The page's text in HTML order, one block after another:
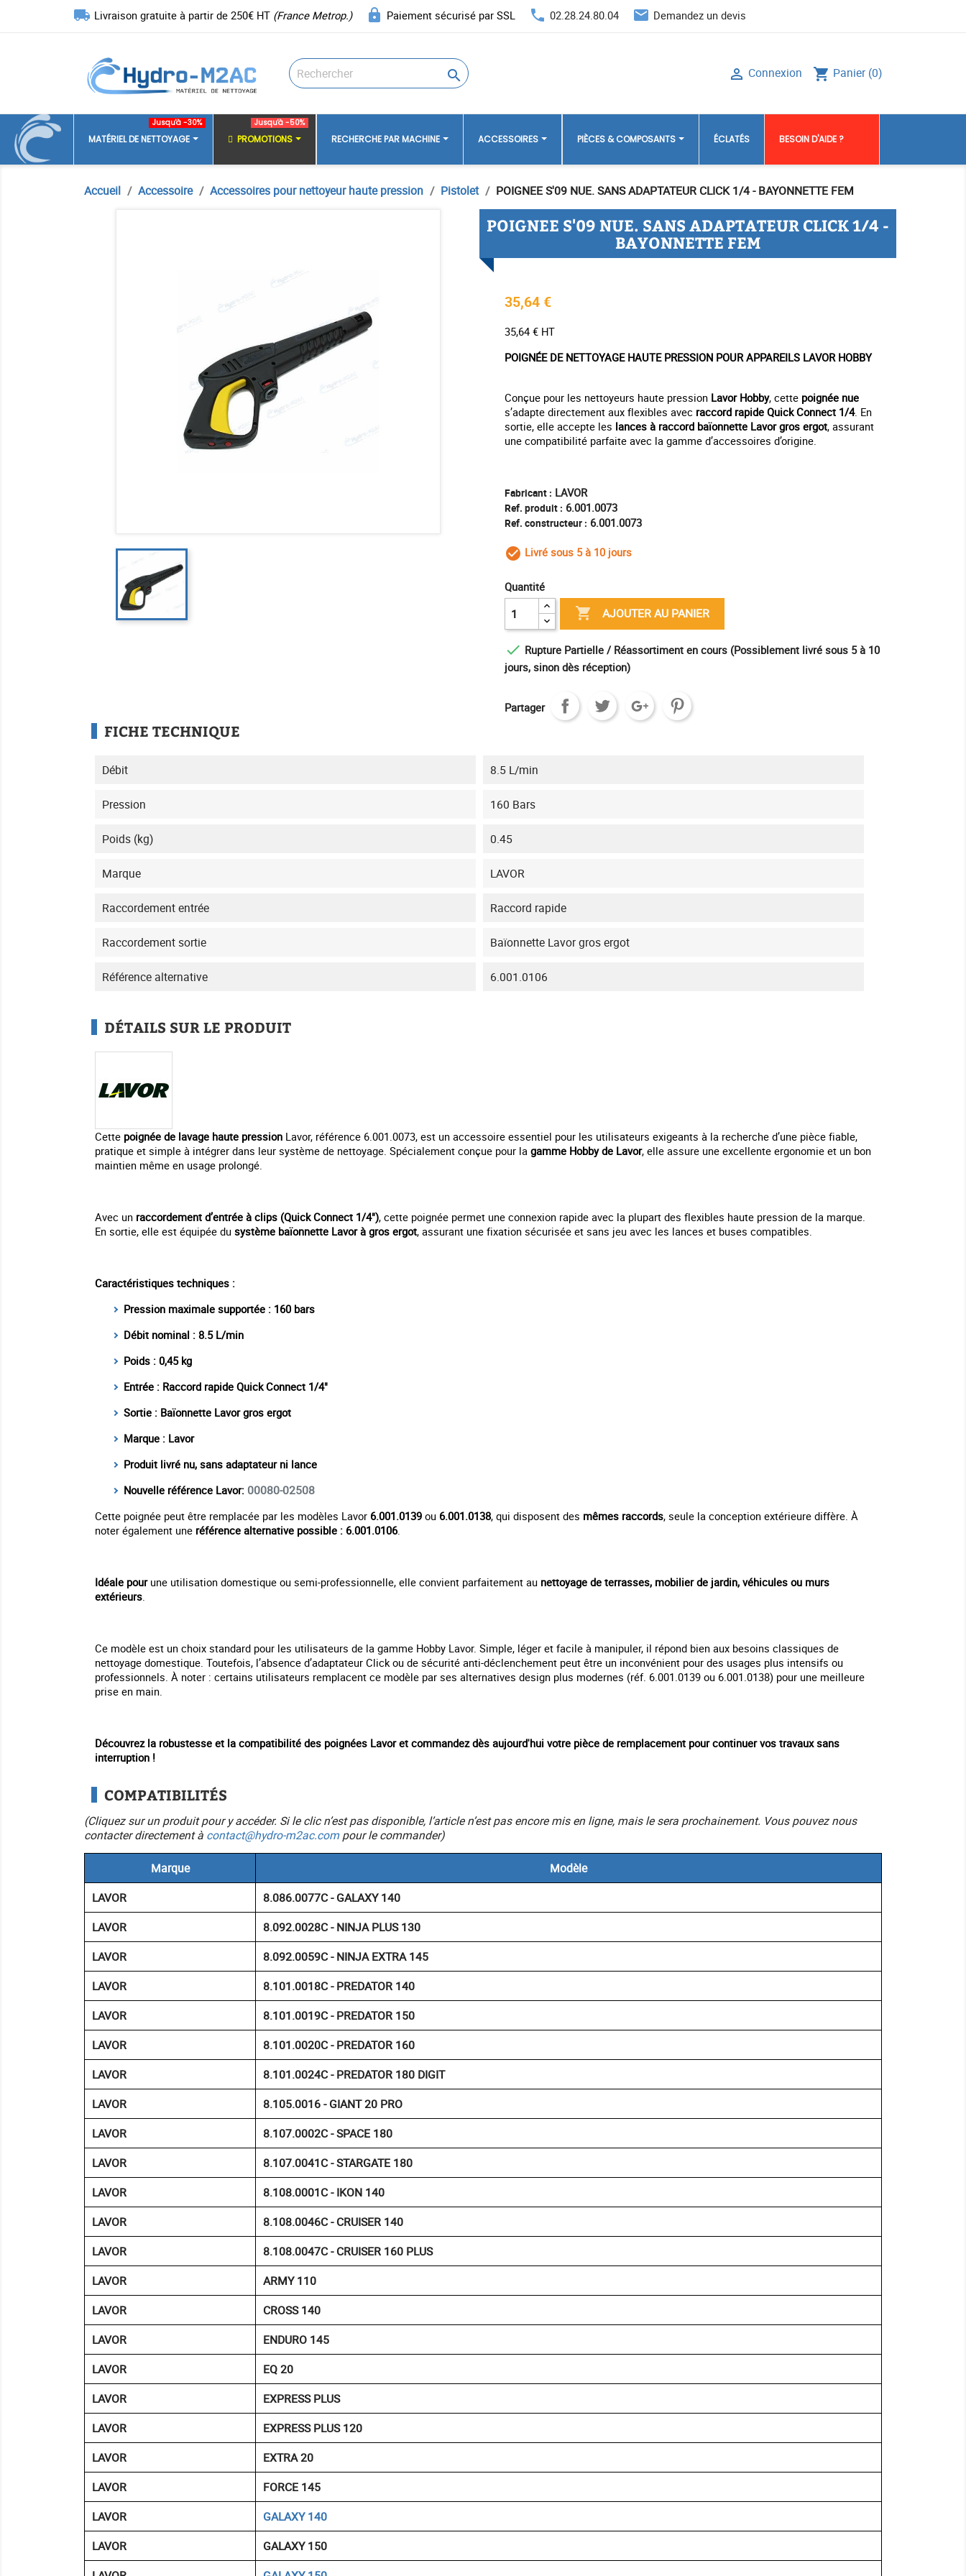
local_shipping Livraison gratuite à partir de 250€ HT (France Metrop.) lock Paiement sécurisé par SSL phone 02.28.24.80.04 email Demandez un devis
 shopping_cart Panier (0)
 Connexion
MATÉRIEL DE NETTOYAGE
Jusqu'à -30%
PROMOTIONS
Jusqu'à -50%
RECHERCHE PAR MACHINE ACCESSOIRES PIÈCES & COMPOSANTS ÉCLATÉS BESOIN D'AIDE ?
Accueil Accessoire Accessoires pour nettoyeur haute pression Pistolet POIGNEE S'09 NUE. SANS ADAPTATEUR CLICK 1/4 - BAYONNETTE FEM
POIGNEE S'09 NUE. SANS ADAPTATEUR CLICK 1/4 -
BAYONNETTE FEM
35,64 €
35,64 € HT
POIGNÉE DE NETTOYAGE HAUTE PRESSION POUR APPAREILS LAVOR HOBBY
Conçue pour les nettoyeurs haute pression Lavor Hobby, cette poignée nue
s’adapte directement aux flexibles avec raccord rapide Quick Connect 1/4. En
sortie, elle accepte les lances à raccord baïonnette Lavor gros ergot, assurant
une compatibilité parfaite avec la gamme d’accessoires d’origine.
Fabricant : LAVOR
Ref. produit : 6.001.0073
Ref. constructeur : 6.001.0073
check_circle_outline
Livré sous 5 à 10 jours
Quantité
 AJOUTER AU PANIER
 Rupture Partielle / Réassortiment en cours (Possiblement livré sous 5 à 10
jours, sinon dès réception)
Partager
FICHE TECHNIQUE
Débit 8.5 L/min
Pression 160 Bars
Poids (kg) 0.45
Marque LAVOR
Raccordement entrée Raccord rapide
Raccordement sortie Baïonnette Lavor gros ergot
Référence alternative 6.001.0106
DÉTAILS SUR LE PRODUIT
Cette poignée de lavage haute pression Lavor, référence 6.001.0073, est un accessoire essentiel pour les utilisateurs exigeants à la recherche d’une pièce fiable,
pratique et simple à intégrer dans leur système de nettoyage. Spécialement conçue pour la gamme Hobby de Lavor, elle assure une excellente ergonomie et un bon
maintien même en usage prolongé.
Avec un raccordement d’entrée à clips (Quick Connect 1/4"), cette poignée permet une connexion rapide avec la plupart des flexibles haute pression de la marque.
En sortie, elle est équipée du système baïonnette Lavor à gros ergot, assurant une fixation sécurisée et sans jeu avec les lances et buses compatibles.
Caractéristiques techniques :
Pression maximale supportée : 160 bars
Débit nominal : 8.5 L/min
Poids : 0,45 kg
Entrée : Raccord rapide Quick Connect 1/4"
Sortie : Baïonnette Lavor gros ergot
Marque : Lavor
Produit livré nu, sans adaptateur ni lance
Nouvelle référence Lavor: 00080-02508
Cette poignée peut être remplacée par les modèles Lavor 6.001.0139 ou 6.001.0138, qui disposent des mêmes raccords, seule la conception extérieure diffère. À
noter également une référence alternative possible : 6.001.0106.
Idéale pourune utilisation domestique ou semi-professionnelle, elle convient parfaitement au nettoyage de terrasses, mobilier de jardin, véhicules ou murs
extérieurs.
Ce modèle est un choix standard pour les utilisateurs de la gamme Hobby Lavor. Simple, léger et facile à manipuler, il répond bien aux besoins classiques de
nettoyage domestique. Toutefois, l’absence d’adaptateur Click ou de sécurité anti-déclenchement peut être un inconvénient pour des usages plus intensifs ou
professionnels. À noter : certains utilisateurs remplacent ce modèle par ses alternatives design plus modernes (réf. 6.001.0139 ou 6.001.0138) pour une meilleure
prise en main.
Découvrez la robustesse et la compatibilité des poignées Lavor et commandez dès aujourd'hui votre pièce de remplacement pour continuer vos travaux sans
interruption !
COMPATIBILITÉS
(Cliquez sur un produit pour y accéder. Si le clic n’est pas disponible, l’article n’est pas encore mis en ligne, mais le sera prochainement. Vous pouvez nous
contacter directement à contact@hydro-m2ac.compour le commander)
Marque
Modèle
LAVOR
8.086.0077C - GALAXY 140
LAVOR
8.092.0028C - NINJA PLUS 130
LAVOR
8.092.0059C - NINJA EXTRA 145
LAVOR
8.101.0018C - PREDATOR 140
LAVOR
8.101.0019C - PREDATOR 150
LAVOR
8.101.0020C - PREDATOR 160
LAVOR
8.101.0024C - PREDATOR 180 DIGIT
LAVOR
8.105.0016 - GIANT 20 PRO
LAVOR
8.107.0002C - SPACE 180
LAVOR
8.107.0041C - STARGATE 180
LAVOR
8.108.0001C - IKON 140
LAVOR
8.108.0046C - CRUISER 140
LAVOR
8.108.0047C - CRUISER 160 PLUS
LAVOR
ARMY 110
LAVOR
CROSS 140
LAVOR
ENDURO 145
LAVOR
EQ 20
LAVOR
EXPRESS PLUS
LAVOR
EXPRESS PLUS 120
LAVOR
EXTRA 20
LAVOR
FORCE 145
LAVOR
GALAXY 140
LAVOR
GALAXY 150